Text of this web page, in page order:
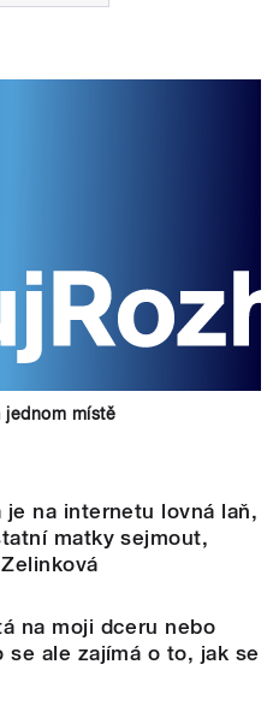
jednom místě
je na internetu lovná laň,
matky sejmout,
na moji dceru nebo
se ale zajímá o to, jak se